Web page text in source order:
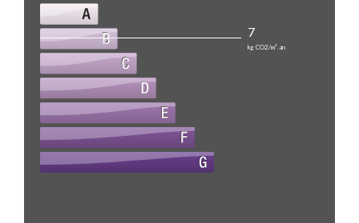
7
kg CO2/m².an